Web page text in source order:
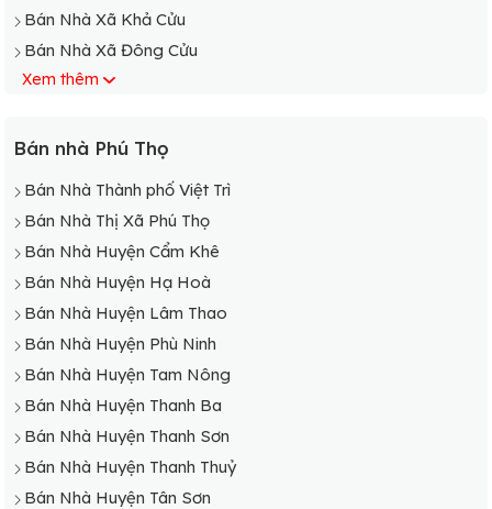
Bán Nhà Xã Khả Cửu
Bán Nhà Xã Đông Cửu
Bán Nhà Xã Tân Lập
Bán Nhà Xã Yên Lương
Bán Nhà Xã Lương Nha
Bán Nhà Xã Yên Sơn
Bán Nhà Xã Tinh Nhuệ
Xem thêm
Bán nhà Phú Thọ
Bán Nhà Thành phố Việt Trì
Bán Nhà Thị Xã Phú Thọ
Bán Nhà Huyện Cẩm Khê
Bán Nhà Huyện Hạ Hoà
Bán Nhà Huyện Lâm Thao
Bán Nhà Huyện Phù Ninh
Bán Nhà Huyện Tam Nông
Bán Nhà Huyện Thanh Ba
Bán Nhà Huyện Thanh Sơn
Bán Nhà Huyện Thanh Thuỷ
Bán Nhà Huyện Tân Sơn